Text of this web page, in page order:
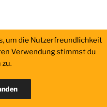
um die Nutzerfreundlichkeit
Verwendung stimmst du
zu.